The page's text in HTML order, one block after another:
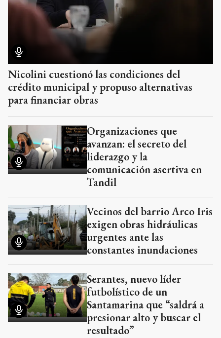
Nicolini cuestionó las condiciones del
crédito municipal y propuso alternativas
para financiar obras
Organizaciones que
avanzan: el secreto del
liderazgo y la
comunicación asertiva en
Tandil
Vecinos del barrio Arco Iris
exigen obras hidráulicas
urgentes ante las
constantes inundaciones
Serantes, nuevo líder
futbolístico de un
Santamarina que “saldrá a
presionar alto y buscar el
resultado”